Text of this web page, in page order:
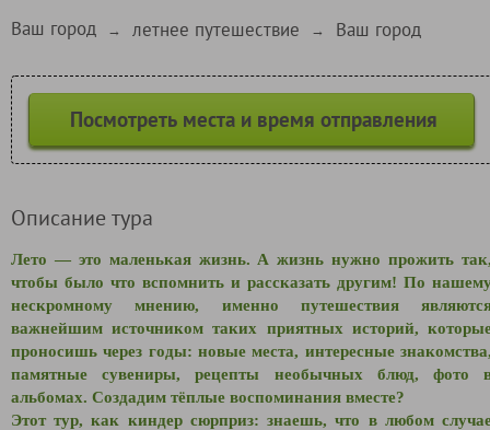
Ваш город → летнее путешествие → Ваш город
Посмотреть места и время отправления
Описание тура
Лето — это маленькая жизнь. А жизнь нужно прожить
чтобы было что вспомнить и рассказать другим! По
нескромному мнению, именно путешествия
важнейшим источником таких приятных историй,
проносишь через годы: новые места, интересные
памятные сувениры, рецепты необычных блюд, фото
альбомах. Создадим тёплые воспоминания вместе?
Этот тур, как киндер сюрприз: знаешь, что в любом